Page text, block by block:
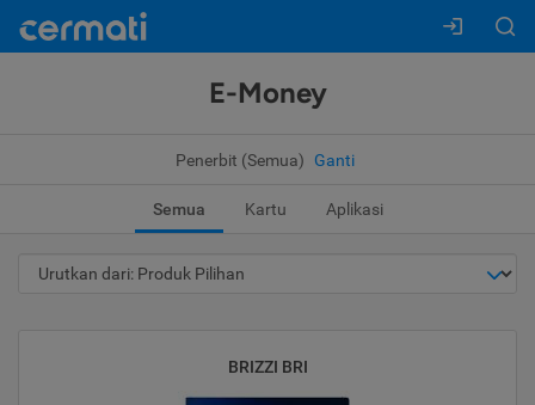
E-Money
Penerbit (Semua) Ganti
Semua Kartu Aplikasi
BRIZZI BRI